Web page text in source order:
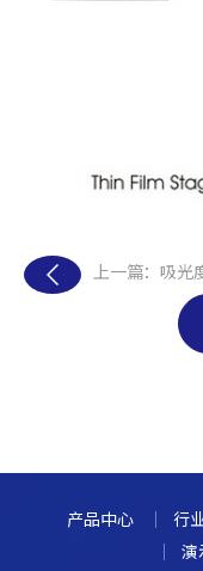
上一篇：吸光
产品中心 行
演